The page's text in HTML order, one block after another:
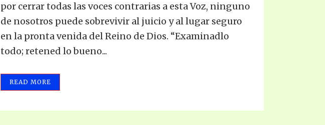
por cerrar todas las voces contrarias a esta Voz, ninguno
de nosotros puede sobrevivir al juicio y al lugar seguro
en la pronta venida del Reino de Dios. “Examinadlo
todo; retened lo bueno...
READ MORE